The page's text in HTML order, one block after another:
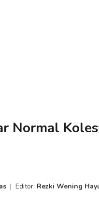
Normal
| Editor: Rezki Wening